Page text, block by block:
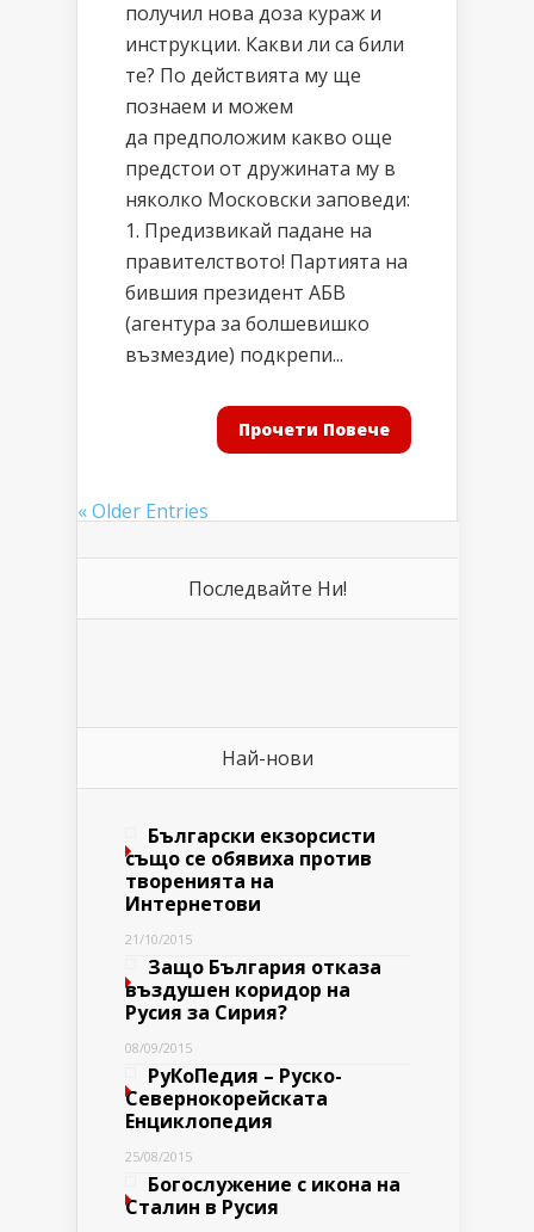
получил нова доза кураж и
инструкции. Какви ли са били
те? По действията му ще
познаем и можем
да предположим какво още
предстои от дружината му в
няколко Московски заповеди:
1. Предизвикай падане на
правителството! Партията на
бившия президент АБВ
(агентура за болшевишко
възмездие) подкрепи...
Прочети Повече
« Older Entries
Последвайте Ни!
Най-нови
Български екзорсисти
също се обявиха против
творенията на
Интернетови
21/10/2015
Защо България отказа
въздушен коридор на
Русия за Сирия?
08/09/2015
РуКоПедия – Руско-
Севернокорейската
Енциклопедия
25/08/2015
Богослужение с икона на
Сталин в Русия